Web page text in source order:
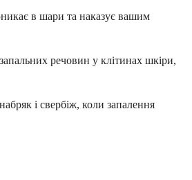
в шари та наказує вашим
речовин у клітинах шкіри,
і свербіж, коли запалення